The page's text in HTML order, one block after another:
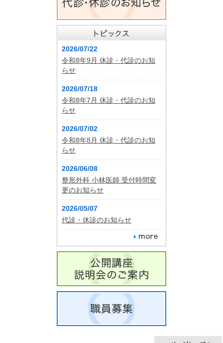
2026/07/22
令和8年9月 休診・代診のお知
らせ
2026/07/18
令和8年7月 休診・代診のお知
らせ
2026/07/02
令和8年8月 休診・代診のお知
らせ
2026/06/08
整形外科 小林医師 受付時間変
更のお知らせ
2026/05/07
代診・休診のお知らせ